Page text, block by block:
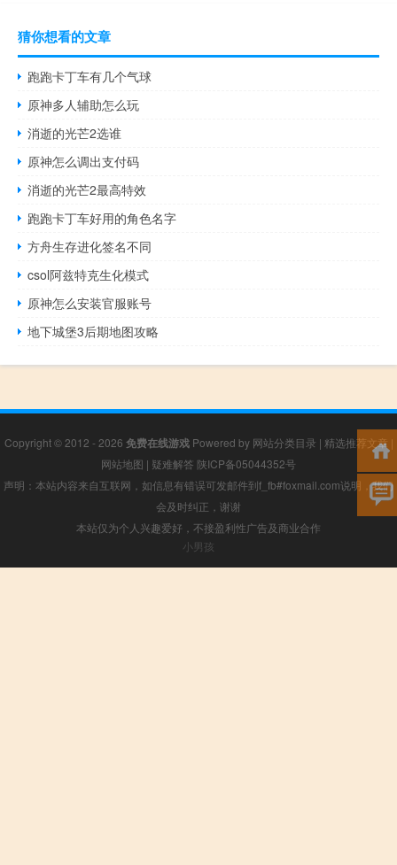
猜你想看的文章
跑跑卡丁车有几个气球
原神多人辅助怎么玩
消逝的光芒2选谁
原神怎么调出支付码
消逝的光芒2最高特效
跑跑卡丁车好用的角色名字
方舟生存进化签名不同
csol阿兹特克生化模式
原神怎么安装官服账号
地下城堡3后期地图攻略
Copyright © 2012 - 2026 免费在线游戏Powered by 网站分类目录 | 精选推荐文章 |
网站地图 | 疑难解答 陕ICP备05044352号
声明：本站内容来自互联网，如信息有错误可发邮件到f_fb#foxmail.com说明，我们
会及时纠正，谢谢
本站仅为个人兴趣爱好，不接盈利性广告及商业合作
小男孩